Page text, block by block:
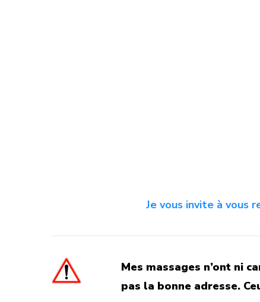
Je vous invite à vous
Mes massages n’ont ni
pas la bonne adresse.